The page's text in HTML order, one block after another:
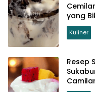
yang
Kuliner
Resep